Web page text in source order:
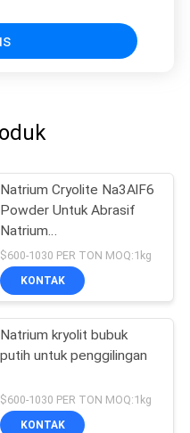
Natrium Cryolite Na3AlF6
Powder Untuk Abrasif
Natrium
Hexafluoroaluminate
$600-1030 PER TON MOQ:1kg
KONTAK
Natrium kryolit bubuk
putih untuk penggilingan
$600-1030 PER TON MOQ:1kg
KONTAK